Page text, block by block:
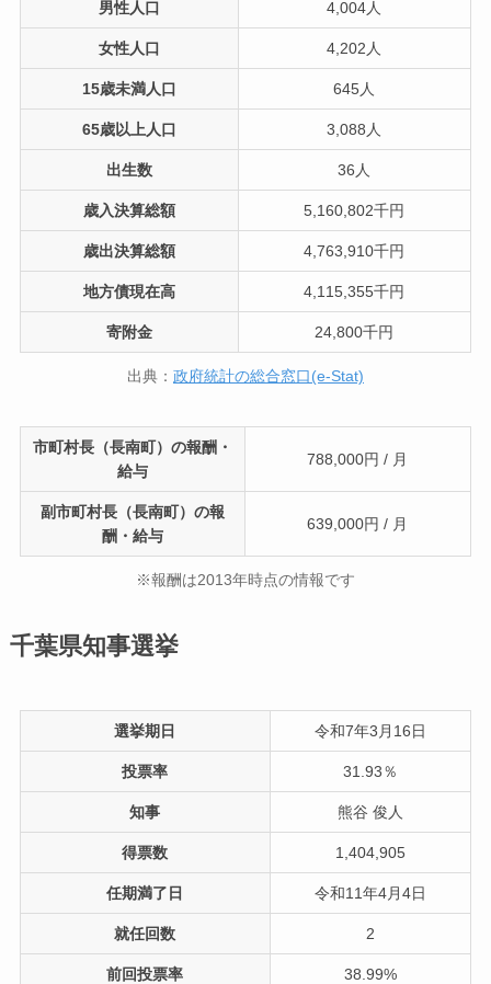
男性人口 4,004人
女性人口 4,202人
15歳未満人口 645人
65歳以上人口 3,088人
出生数 36人
歳入決算総額 5,160,802千円
歳出決算総額 4,763,910千円
地方債現在高 4,115,355千円
寄附金 24,800千円
出典： 政府統計の総合窓口(e-Stat)
市町村長（長南町）の報酬・
給与
788,000円 / 月
副市町村長（長南町）の報
酬・給与
639,000円 / 月
※報酬は2013年時点の情報です
千葉県知事選挙
選挙期日 令和7年3月16日
投票率 31.93％
知事 熊谷 俊人
得票数 1,404,905
任期満了日 令和11年4月4日
就任回数 2
前回投票率 38.99%